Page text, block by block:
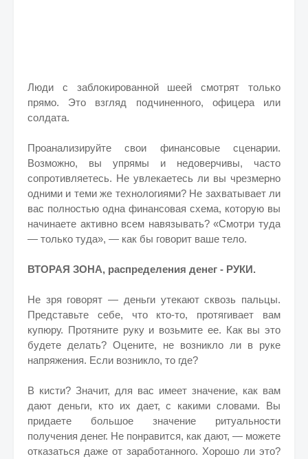
Люди с заблокированной шеей смотрят только
прямо. Это взгляд подчиненного, офицера или
солдата.
Проанализируйте свои финансовые сценарии.
Возможно, вы упрямы и недоверчивы, часто
сопротивляетесь. Не увлекаетесь ли вы чрезмерно
одними и теми же технологиями? Не захватывает ли
вас полностью одна финансовая схема, которую вы
начинаете активно всем навязывать? «Смотри туда
— только туда», — как бы говорит ваше тело.
ВТОРАЯ ЗОНА, распределения денег - РУКИ.
Не зря говорят — деньги утекают сквозь пальцы.
Представьте себе, что кто-то, протягивает вам
купюру. Протяните руку и возьмите ее. Как вы это
будете делать? Оцените, не возникло ли в руке
напряжения. Если возникло, то где?
В кисти? Значит, для вас имеет значение, как вам
дают деньги, кто их дает, с какими словами. Вы
придаете большое значение ритуальности
получения денег. Не понравится, как дают, — можете
отказаться даже от заработанного. Хорошо ли это?